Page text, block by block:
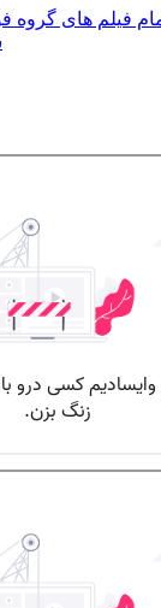
فیلم های